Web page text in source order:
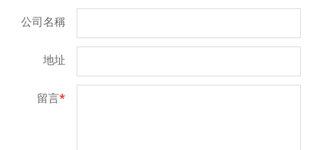
公司名稱
地址
留言*